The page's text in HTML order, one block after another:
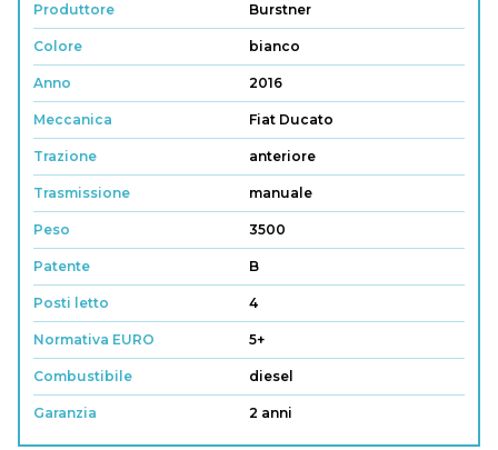
Produttore Burstner
Colore bianco
Anno 2016
Meccanica Fiat Ducato
Trazione anteriore
Trasmissione manuale
Peso 3500
Patente B
Posti letto 4
Normativa EURO 5+
Combustibile diesel
Garanzia 2 anni